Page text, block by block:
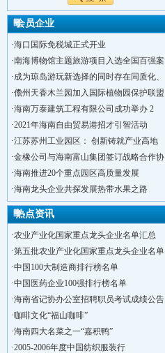
会员企业
·海口国际免税城正式开业
·南海博物馆主题旅游项目入选全国百强案
·成为琼岛游玩新选择的同时存在同质化、
·儋州天香木兰园加入国际植物园保护联盟
·海南万泰建筑工程有限公司成功举办 2
·2021年海南自由贸易港招才引智活动
·江苏苏州工业园区： 创新铸就产业高地
·金橡公司与海南富山集团签订战略合作协
·海南推进20个重点园区高质量发展
·海南龙头企业共探发展热带水果之路
热点资讯
·农业产业化国家重点龙头企业名单汇总
·第五批农业产业化国家重点龙头企业名单
·中国100大制造商排行榜名单
·中国医药企业100强排行榜名单
·海南省记协办公室招聘职员考试成绩公告
·咖啡文化“福山咖啡”
·海南四大名菜之一“嘉积鸭”
·2005-2006年度中国纺织服装行